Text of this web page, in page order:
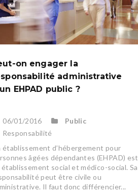
on engager la
administrative
EHPAD public ?
06/01/2016
Public
Responsabilité
établissement d’hébergement pour
âgées dépendantes (EHPAD) est
établissement social et médico-social. Sa
peut être civile ou
Il faut donc différencier...